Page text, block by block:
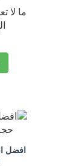
ما لا
افضل